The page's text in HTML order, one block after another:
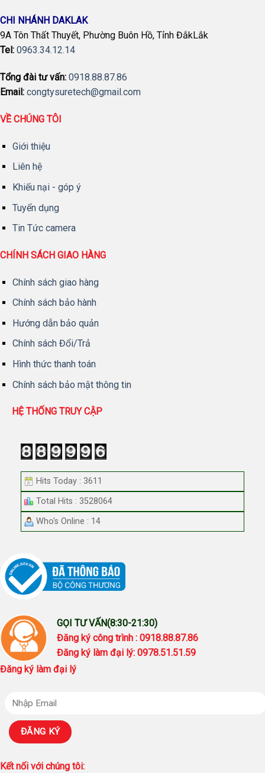
CHI NHÁNH DAKLAK
9A Tôn Thất Thuyết, Phường Buôn Hồ, Tỉnh ĐắkLắk
Tel: 0963.34.12.14
Tổng đài tư vấn: 0918.88.87.86
Email: congtysuretech@gmail.com
VỀ CHÚNG TÔI
Giới thiệu
Liên hệ
Khiếu nại - góp ý
Tuyển dụng
Tin Tức camera
CHÍNH SÁCH GIAO HÀNG
Chính sách giao hàng
Chính sách bảo hành
Hướng dẫn bảo quản
Chính sách Đổi/Trả
Hình thức thanh toán
Chính sách bảo mật thông tin
HỆ THỐNG TRUY CẬP
Hits Today : 3611
Total Hits : 3528064
Who's Online : 14
GỌI TƯ VẤN(8:30-21:30)
Đăng ký công trình : 0918.88.87.86
Đăng ký làm đại lý: 0978.51.51.59
Đăng ký làm đại lý
Kết nối với chúng tôi: